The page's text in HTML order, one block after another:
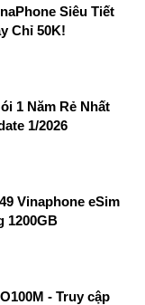
Siêu Tiết
Chỉ 50K!
1 Năm Rẻ Nhất
1/2026
Vinaphone eSim
1200GB
- Truy cập